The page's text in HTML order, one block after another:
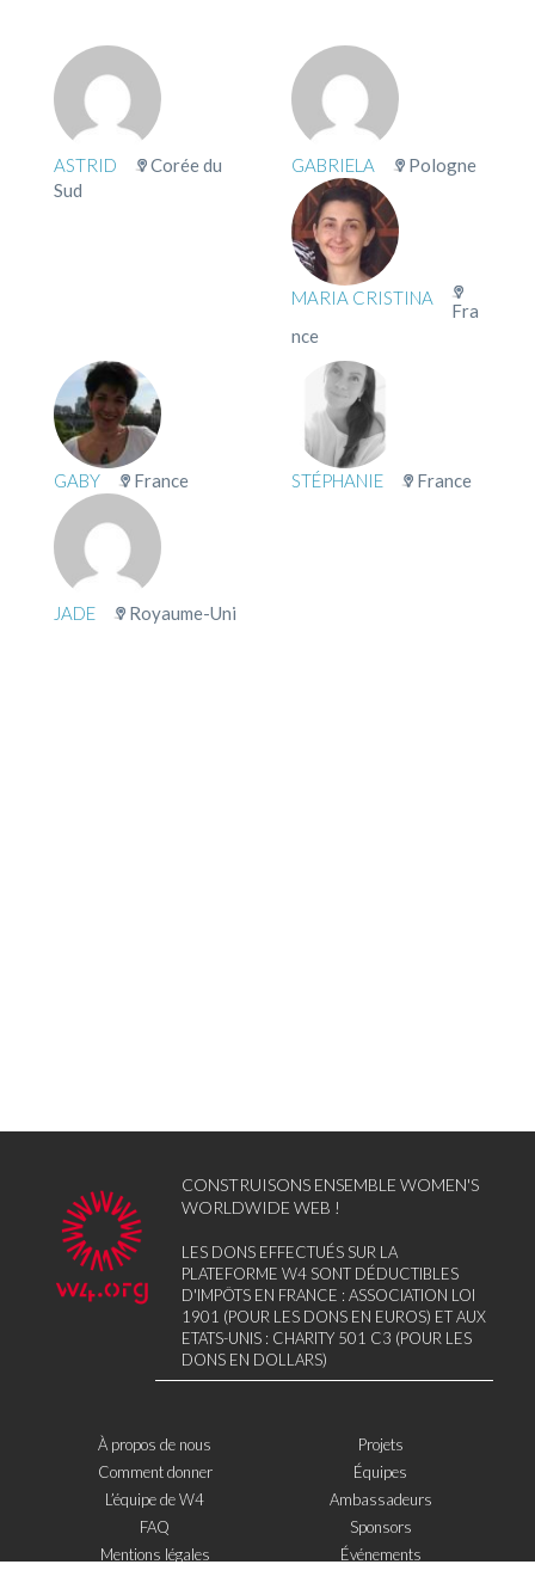
ASTRID
Corée du
Sud
GABRIELA Pologne
MARIA CRISTINA
Fra
nce
GABY France STÉPHANIE France
JADE Royaume-Uni
CONSTRUISONS ENSEMBLE WOMEN'S
WORLDWIDE WEB !
LES DONS EFFECTUÉS SUR LA
PLATEFORME W4 SONT DÉDUCTIBLES
D'IMPÔTS EN FRANCE : ASSOCIATION LOI
1901 (POUR LES DONS EN EUROS) ET AUX
ETATS-UNIS : CHARITY 501 C3 (POUR LES
DONS EN DOLLARS)
À propos de nous
Comment donner
L’équipe de W4
FAQ
Mentions légales
Projets
Équipes
Ambassadeurs
Sponsors
Événements